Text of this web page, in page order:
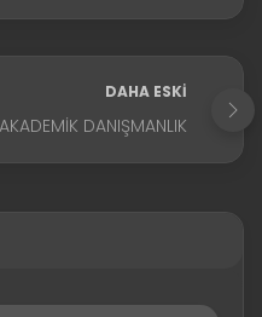
DAHA ESKI
AKADEMIK DANIŞMANLIK